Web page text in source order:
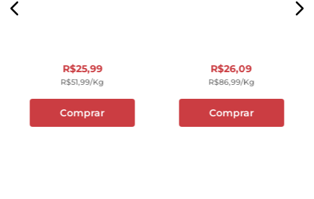
R$25,99
R$51,99/kg
Comprar
R$26,09
R$86,99/kg
Comprar